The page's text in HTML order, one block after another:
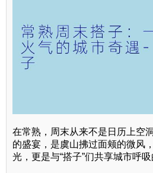
在常熟，周末从来不是日历上空
的盛宴，是虞山拂过面颊的微风
光，更是与“搭子”们共享城市呼吸